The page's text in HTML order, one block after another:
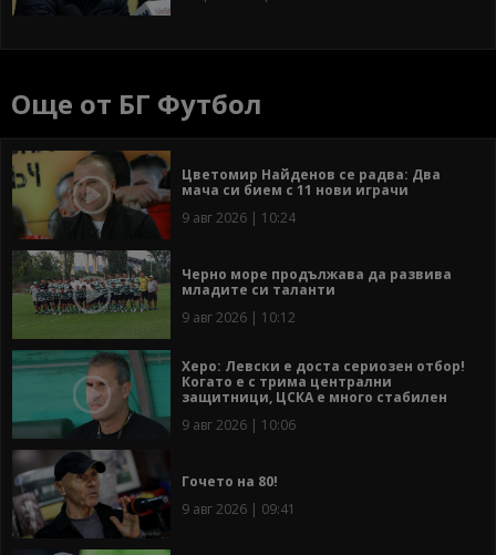
Още от БГ Футбол
Цветомир Найденов се радва: Два
мача си бием с 11 нови играчи
9 авг 2026 | 10:24
Черно море продължава да развива
младите си таланти
9 авг 2026 | 10:12
Херо: Левски е доста сериозен отбор!
Когато е с трима централни
защитници, ЦСКА е много стабилен
9 авг 2026 | 10:06
Гочето на 80!
9 авг 2026 | 09:41